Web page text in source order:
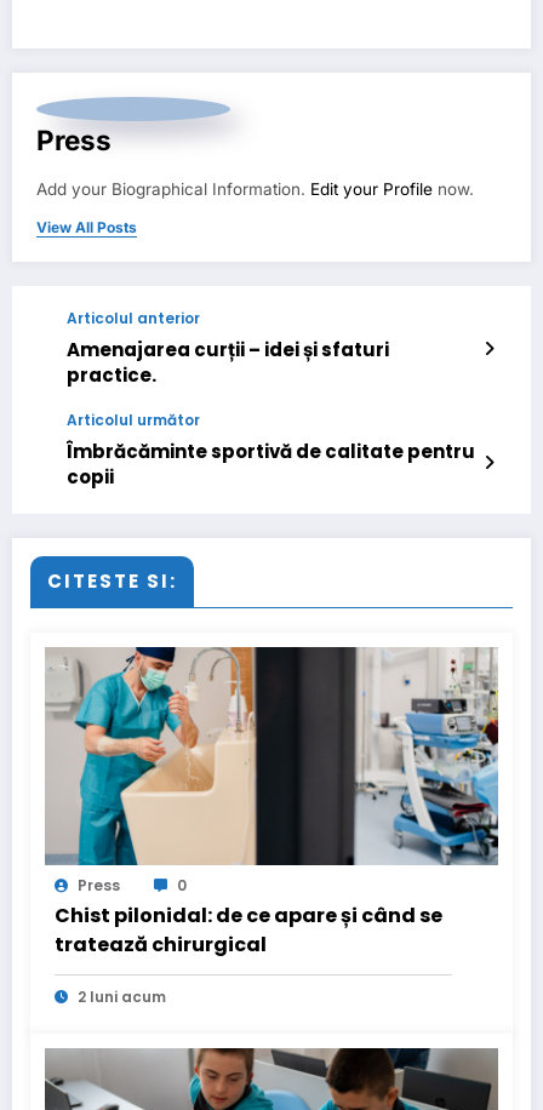
Press
Add your Biographical Information. Edit your Profile now.
View All Posts
Articolul anterior
Amenajarea curții – idei și sfaturi
practice.
Articolul următor
Îmbrăcăminte sportivă de calitate pentru
copii
CITESTE SI:
Press 0
Chist pilonidal: de ce apare și când se
tratează chirurgical
2 luni acum